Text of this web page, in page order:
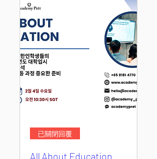
已關閉回覆
All About Education